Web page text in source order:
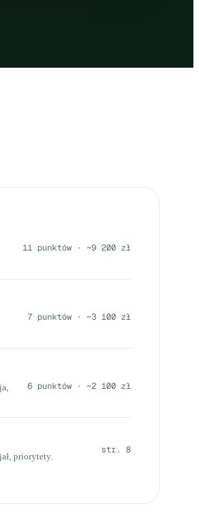
11 punktów · ~9 200 zł
7 punktów · ~3 100 zł
6 punktów · ~2 100 zł
priorytety.
str. 8